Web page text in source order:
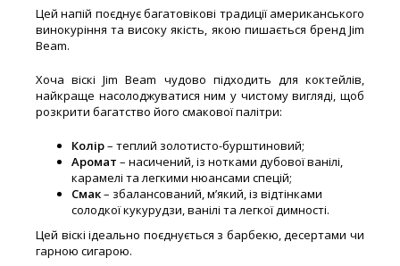
Цей напій поєднує багатовікові традиції американського
винокуріння та високу якість, якою пишається бренд Jim
Beam.
Хоча віскі Jim Beam чудово підходить для коктейлів,
найкраще насолоджуватися ним у чистому вигляді, щоб
розкрити багатство його смакової палітри:
Колір– теплий золотисто-бурштиновий;
Аромат – насичений, із нотками дубової ванілі,
карамелі та легкими нюансами спецій;
Смак– збалансований, м’який, із відтінками
солодкої кукурудзи, ванілі та легкої димності.
Цей віскі ідеально поєднується з барбекю, десертами чи
гарною сигарою.